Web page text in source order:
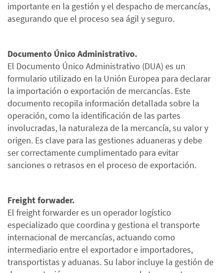
importante en la gestión y el despacho de mercancías,
asegurando que el proceso sea ágil y seguro.
Documento Único Administrativo.
El Documento Único Administrativo (DUA) es un
formulario utilizado en la Unión Europea para declarar
la importación o exportación de mercancías. Este
documento recopila información detallada sobre la
operación, como la identificación de las partes
involucradas, la naturaleza de la mercancía, su valor y
origen. Es clave para las gestiones aduaneras y debe
ser correctamente cumplimentado para evitar
sanciones o retrasos en el proceso de exportación.
Freight forwader.
El freight forwarder es un operador logístico
especializado que coordina y gestiona el transporte
internacional de mercancías, actuando como
intermediario entre el exportador e importadores,
transportistas y aduanas. Su labor incluye la gestión de